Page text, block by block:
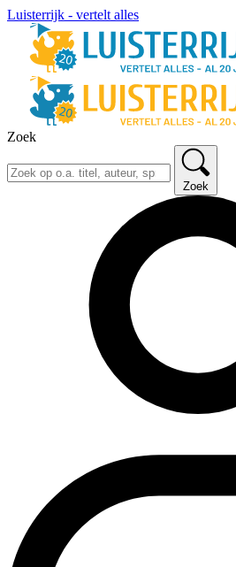
Luisterrijk - vertelt alles
Zoek
Zoek